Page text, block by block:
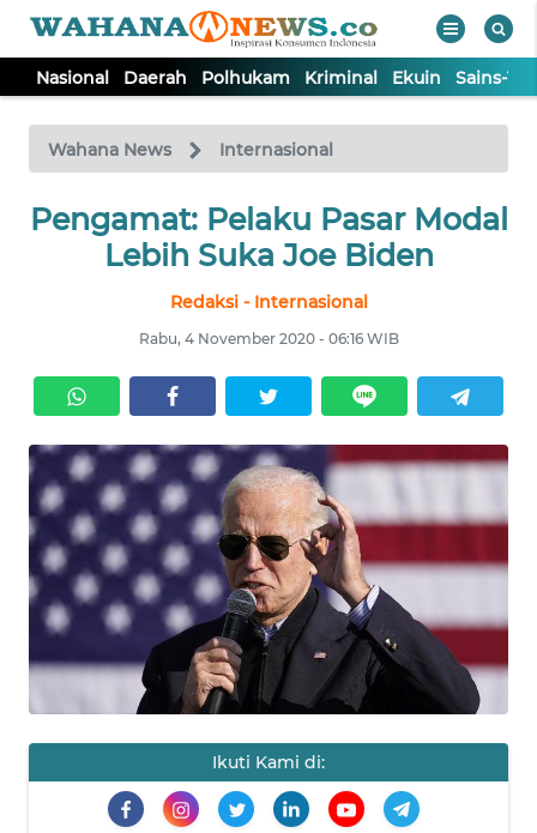
Nasional Daerah Polhukam Kriminal Ekuin Sains-
Wahana News Internasional
Pengamat: Pelaku Pasar Modal
Lebih Suka Joe Biden
Redaksi - Internasional
Rabu, 4 November 2020 - 06:16 WIB
Ikuti Kami di:
TV
Tutup
NASIONAL
KRIMINAL
EKUIN
SAINS-TEKNO
KESEHATAN
INTERNASIONAL
SERBA-SERBI
PENDIDIKAN